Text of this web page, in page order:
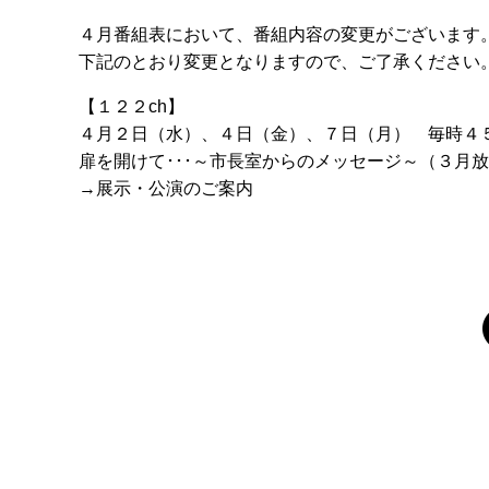
４月番組表において、番組内容の変更がございます。
下記のとおり変更となりますので、ご了承ください。
【１２２ch】
４月２日（水）、４日（金）、７日（月） 毎時４
扉を開けて･･･～市長室からのメッセージ～（３月放
→展示・公演のご案内